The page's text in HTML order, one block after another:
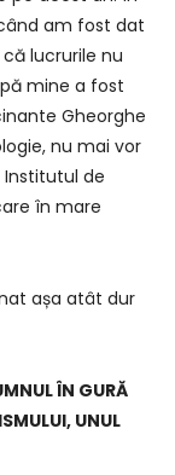
am fost dat
lucrurile nu
mine a fost
Gheorghe
nu mai vor
de
în mare
așa atât dur
ÎN GURĂ
UNUL